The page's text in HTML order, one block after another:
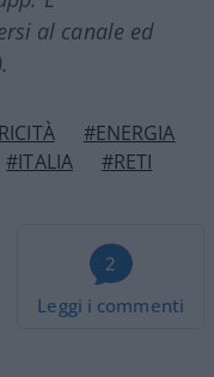
al canale ed
#ENERGIA
#ITALIA
#RETI
2
Leggi i commenti